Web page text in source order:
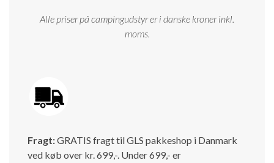
Alle priser på campingudstyr er i danske kroner inkl.
moms.
Fragt:GRATIS fragt til GLS pakkeshop i Danmark
ved køb over kr. 699,-. Under 699,- er